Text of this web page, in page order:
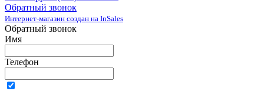
Обратный звонок
Интернет-магазин создан на InSales
Обратный звонок
Имя
Телефон